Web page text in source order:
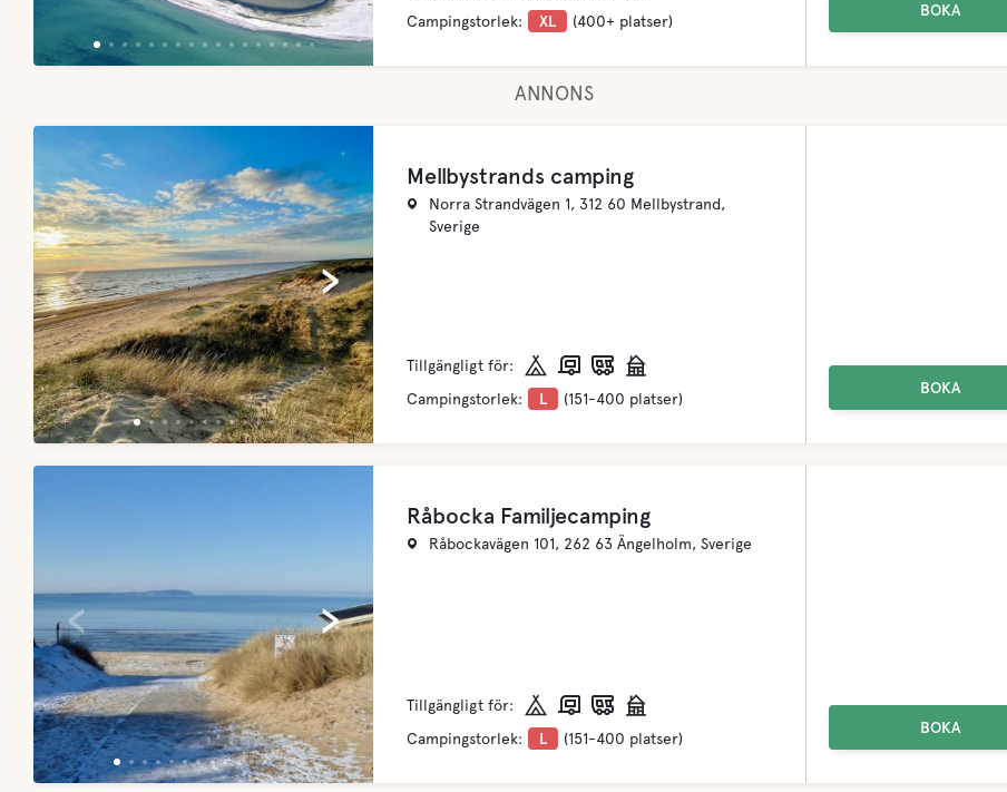
Campingstorlek:
XL (400+ platser)
BOKA
ANNONS
›
‹
Mellbystrands camping
Norra Strandvägen 1, 312 60 Mellbystrand,
Sverige
Tillgängligt för:
Campingstorlek:
L (151-400 platser)
BOKA
›
‹
Råbocka Familjecamping
Råbockavägen 101, 262 63 Ängelholm, Sverige
Tillgängligt för:
Campingstorlek:
L (151-400 platser)
BOKA